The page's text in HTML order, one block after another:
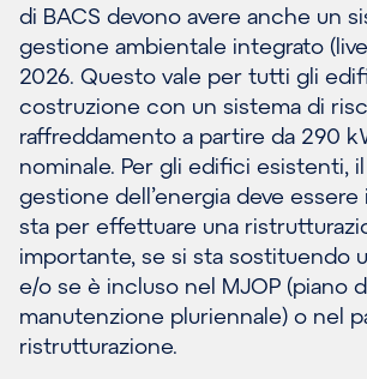
di BACS devono avere anche un
gestione ambientale integrato
2026. Questo vale per tutti gli
costruzione con un sistema di
raffreddamento a partire da 290
nominale. Per gli edifici esistenti,
gestione dell’energia deve essere
sta per effettuare una
importante, se si sta sostituendo
e/o se è incluso nel MJOP (piano
manutenzione pluriennale) o nel
ristrutturazione.